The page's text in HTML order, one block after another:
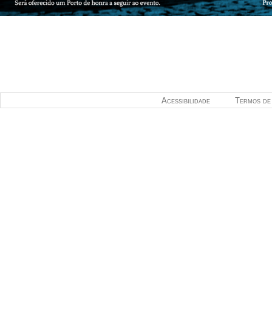
Termos
Acessibilidade